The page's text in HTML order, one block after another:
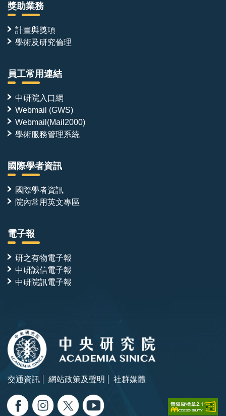
獎助業務
計畫與獎項
學術及研究倫理
員工常用連結
中研院入口網
Webmail (GWS)
Webmail(Mail2000)
學術服務管理系統
國際學者資訊
國際學者資訊
院內常用英文專區
電子報
研之有物電子報
中研誠信電子報
中研院訊電子報
交通資訊 網站政策及聲明 社群媒體